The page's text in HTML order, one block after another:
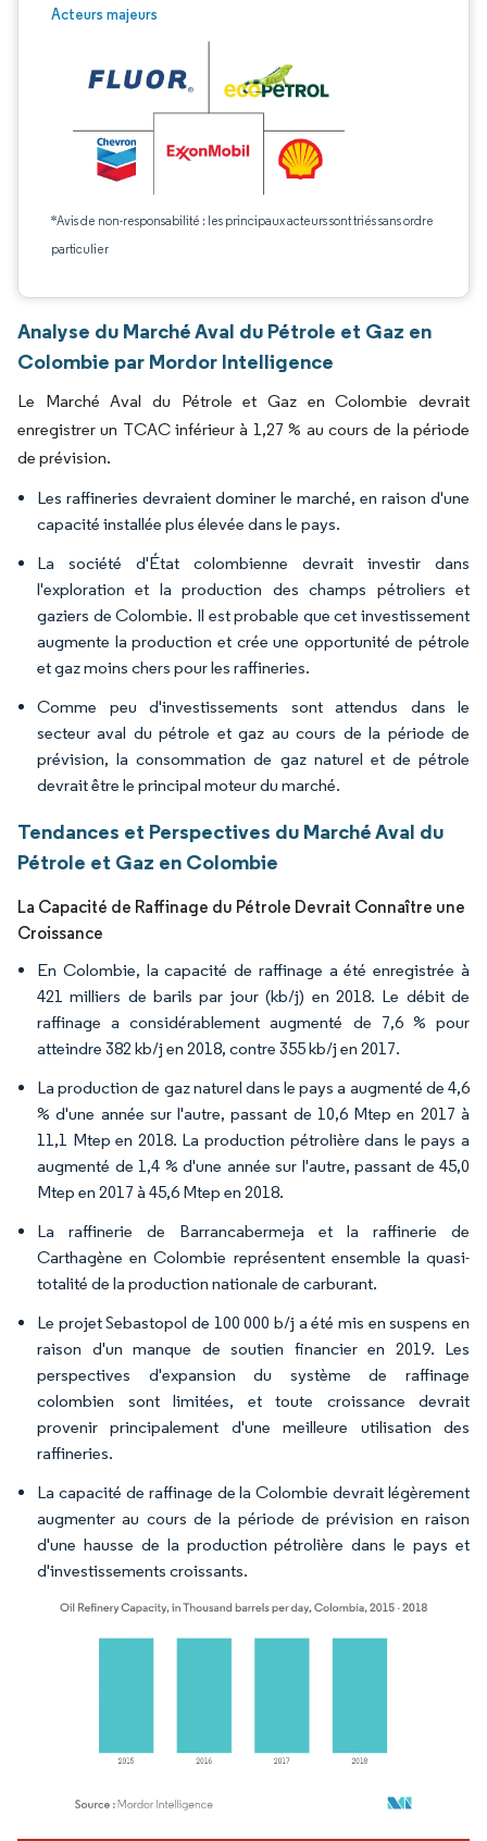
Acteurs majeurs
*Avis de non-responsabilité : les principaux acteurs sont triés sans ordre
particulier
Analyse du Marché Aval du Pétrole et Gaz en
Colombie par Mordor Intelligence
Le Marché Aval du Pétrole et Gaz en Colombie devrait
enregistrer un TCAC inférieur à 1,27 % au cours de la période
de prévision.
Les raffineries devraient dominer le marché, en raison d'une
capacité installée plus élevée dans le pays.
La société d'État colombienne devrait investir dans
l'exploration et la production des champs pétroliers et
gaziers de Colombie. Il est probable que cet investissement
augmente la production et crée une opportunité de pétrole
et gaz moins chers pour les raffineries.
Comme peu d'investissements sont attendus dans le
secteur aval du pétrole et gaz au cours de la période de
prévision, la consommation de gaz naturel et de pétrole
devrait être le principal moteur du marché.
Tendances et Perspectives du Marché Aval du
Pétrole et Gaz en Colombie
La Capacité de Raffinage du Pétrole Devrait Connaître une
Croissance
En Colombie, la capacité de raffinage a été enregistrée à
421 milliers de barils par jour (kb/j) en 2018. Le débit de
raffinage a considérablement augmenté de 7,6 % pour
atteindre 382 kb/j en 2018, contre 355 kb/j en 2017.
La production de gaz naturel dans le pays a augmenté de 4,6
% d'une année sur l'autre, passant de 10,6 Mtep en 2017 à
11,1 Mtep en 2018. La production pétrolière dans le pays a
augmenté de 1,4 % d'une année sur l'autre, passant de 45,0
Mtep en 2017 à 45,6 Mtep en 2018.
La raffinerie de Barrancabermeja et la raffinerie de
Carthagène en Colombie représentent ensemble la quasi-
totalité de la production nationale de carburant.
Le projet Sebastopol de 100 000 b/j a été mis en suspens en
raison d'un manque de soutien financier en 2019. Les
perspectives d'expansion du système de raffinage
colombien sont limitées, et toute croissance devrait
provenir principalement d'une meilleure utilisation des
raffineries.
La capacité de raffinage de la Colombie devrait légèrement
augmenter au cours de la période de prévision en raison
d'une hausse de la production pétrolière dans le pays et
d'investissements croissants.